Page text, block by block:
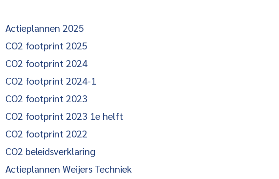
Actieplannen 2025
CO2 footprint 2025
CO2 footprint 2024
CO2 footprint 2024-1
CO2 footprint 2023
CO2 footprint 2023 1e helft
CO2 footprint 2022
CO2 beleidsverklaring
Actieplannen Weijers Techniek